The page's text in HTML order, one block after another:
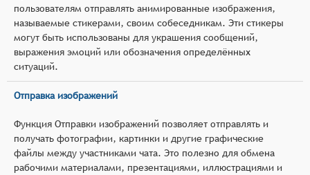
пользователям отправлять анимированные изображения,
называемые стикерами, своим собеседникам. Эти стикеры
могут быть использованы для украшения сообщений,
выражения эмоций или обозначения определённых
ситуаций.
Отправка изображений
Функция Отправки изображений позволяет отправлять и
получать фотографии, картинки и другие графические
файлы между участниками чата. Это полезно для обмена
рабочими материалами, презентациями, иллюстрациями и